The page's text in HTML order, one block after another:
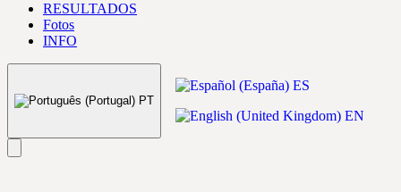
RESULTADOS
Fotos
INFO
PT
ES
EN